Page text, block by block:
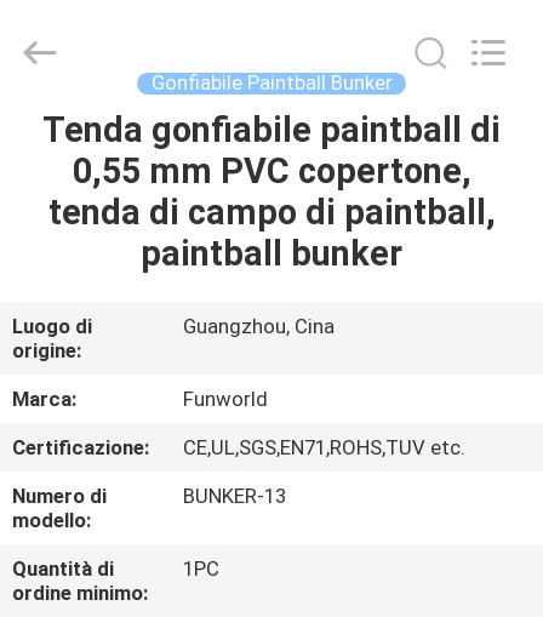
CASA
PRODOTTI
CIRCA
NOI
GIRO
DELLA
FABBRICA
Inflatables
Limited.
Gonfiabile Paintball Bunker
Tenda gonfiabile paintball di
0,55 mm PVC copertone,
tenda di campo di paintball,
paintball bunker
Luogo di
origine:
Guangzhou, Cina
Marca:
Funworld
Certificazione:
CE,UL,SGS,EN71,ROHS,TUV etc.
Numero di
modello:
BUNKER-13
Quantità di
ordine minimo:
1PC